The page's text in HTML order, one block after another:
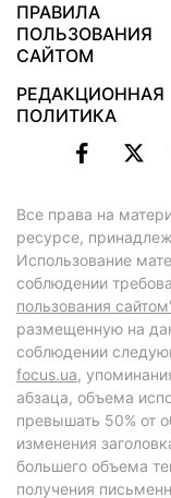
ПРАВИЛА
ПОЛЬЗОВАНИЯ
САЙТОМ
РЕДАКЦИОННАЯ
ПОЛИТИКА
Все права на
ресурсе,
Использование
соблюдении
пользования
размещенную на
соблюдении
focus.ua,
абзаца, объема
превышать 50% от
изменения
большего объема
получения